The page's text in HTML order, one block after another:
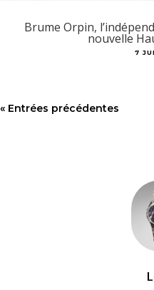
Brume Orpin,
nouvelle
7
« Entrées précédentes